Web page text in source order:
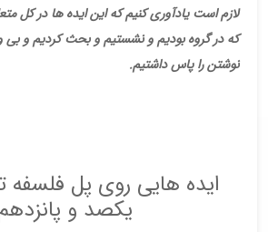
لازم است یادآوری کنیم که این ایده ها در کل
که در گروه بودیم و نشستیم و بحث کردیم و بی
نوشتن را پاس داشتیم.
ایده هایی روی پل فلسفه
یکصد و